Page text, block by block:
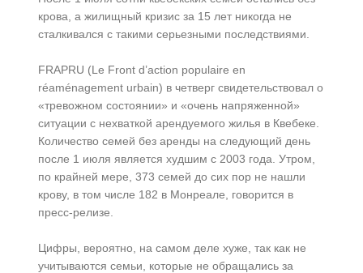
крова, а жилищный кризис за 15 лет никогда не
сталкивался с такими серьезными последствиями.
FRAPRU (Le Front d’action populaire en
réaménagement urbain) в четверг свидетельствовал о
«тревожном состоянии» и «очень напряженной»
ситуации с нехваткой арендуемого жилья в Квебеке.
Количество семей без аренды на следующий день
после 1 июля является худшим с 2003 года. Утром,
по крайней мере, 373 семей до сих пор не нашли
крову, в том числе 182 в Монреале, говорится в
пресс-релизе.
Цифры, вероятно, на самом деле хуже, так как не
учитываются семьи, которые не обращались за